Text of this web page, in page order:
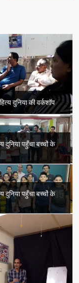
दुनिया की वर्कशॉप
दुनिया पहुँचा बच्चों के
दुनिया पहुँचा बच्चों के